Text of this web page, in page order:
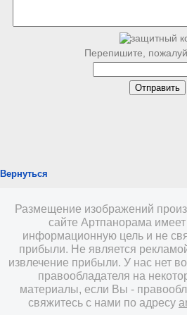
Перепишите,
Вернуться
Размещение изображений
сайте Артпанорама
информационную цель и не
прибыли. Не является
извлечение прибыли. У нас нет
правообладателя на
материалы, если Вы -
свяжитесь с нами по адресу